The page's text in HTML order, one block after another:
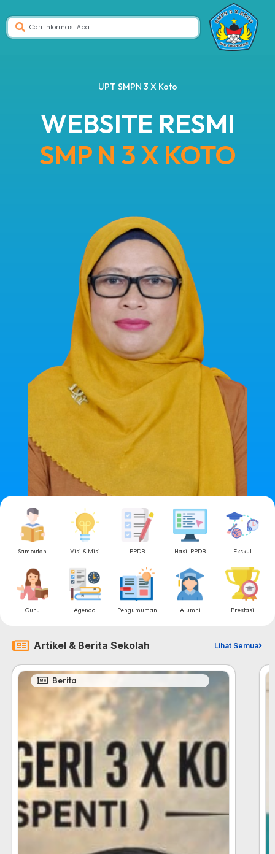
UPT SMPN 3 X Koto
WEBSITE RESMI
SMP N 3 X KOTO
Sambutan Visi & Misi PPDB Hasil PPDB Ekskul
Guru Agenda Pengumuman Alumni Prestasi
Artikel & Berita Sekolah Lihat Semua
Berita